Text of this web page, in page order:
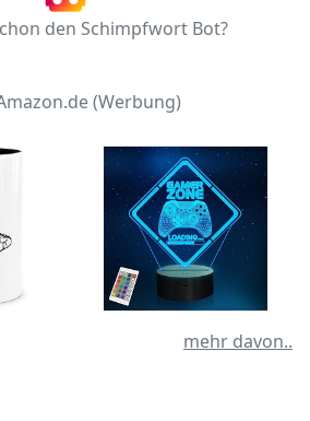
den Schimpfwort Bot?
(Werbung)
mehr davon..